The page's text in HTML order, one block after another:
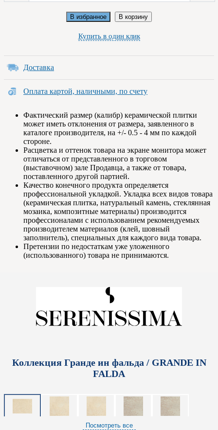
В избранное В корзину
Купить в один клик
Доставка
Оплата картой, наличными, по счету
Фактический размер (калибр) керамической плитки
может иметь отклонения от размера, заявленного в
каталоге производителя, на +/- 0.5 - 4 мм по каждой
стороне.
Расцветка и оттенок товара на экране монитора может
отличаться от представленного в торговом
(выставочном) зале Продавца, а также от товара,
поставленного другой партией.
Качество конечного продукта определяется
профессиональной укладкой. Укладка всех видов товара
(керамическая плитка, натуральный камень, стеклянная
мозаика, композитные материалы) производится
профессионалами с использованием рекомендуемых
производителем материалов (клей, шовный
заполнитель), специальных для каждого вида товара.
Претензии по недостаткам уже уложенного
(использованного) товара не принимаются.
Коллекция Гранде ин фальда / GRANDE IN
FALDA
Посмотреть все